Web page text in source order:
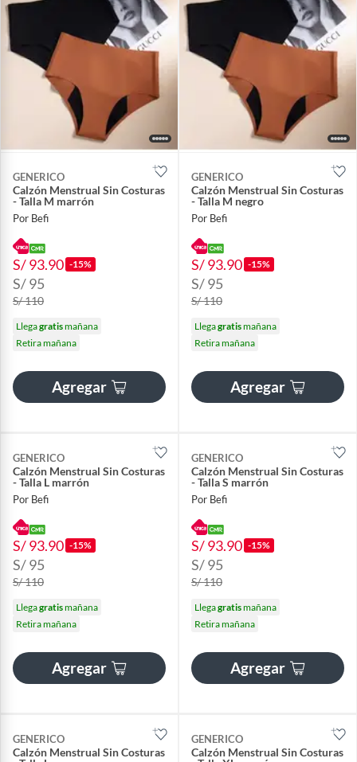
GENERICO
Calzón Menstrual Sin Costuras
- Talla M marrón
Por Befi
S/ 93.90 -15%
S/ 95
S/ 110
Llegagratismañana
Retira mañana
Agregar
GENERICO
Calzón Menstrual Sin Costuras
- Talla M negro
Por Befi
S/ 93.90 -15%
S/ 95
S/ 110
Llegagratismañana
Retira mañana
Agregar
GENERICO
Calzón Menstrual Sin Costuras
- Talla L marrón
Por Befi
S/ 93.90 -15%
S/ 95
S/ 110
Llegagratismañana
Retira mañana
Agregar
GENERICO
Calzón Menstrual Sin Costuras
- Talla S marrón
Por Befi
S/ 93.90 -15%
S/ 95
S/ 110
Llegagratismañana
Retira mañana
Agregar
GENERICO
Calzón Menstrual Sin Costuras
GENERICO
Calzón Menstrual Sin Costuras